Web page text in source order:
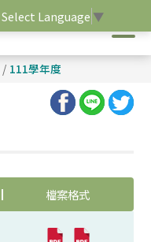
Select Language ▼
/ 111學年度
檔案格式